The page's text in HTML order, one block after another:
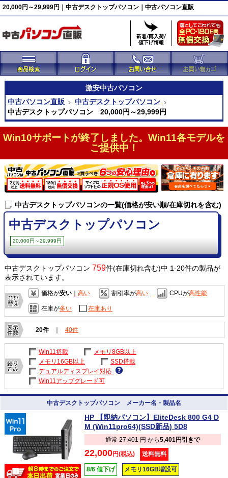
20,000円～29,999円｜中古デスクトップパソコン｜中古パソコン直販
激安中古パソコン
中古パソコン直販
中古デスクトップパソコン
中古デスクトップパソコン 20,000円～29,999円
Win10サポートが終了しました。Win11各モデルを
ご提供中！
中古デスクトップパソコンの一覧(価格が安い順/在庫切れを含む)
中古デスクトップパソコン
20,000円～29,999円
中古デスクトップパソコン 759件(在庫切れ含む)中 1-20件の製品が
表示されています。
価格が安い｜ 高い 割引率が高い CPUが高性能
在庫が多い 在庫あり
20件 ｜ 40件
Win11搭載
メモリ8GB以上
メモリ16GB以上
SSD搭載
デュアルディスプレイ対応
Win11アップグレード可
中古デスクトップパソコン メーカー名・製品名
HP 【即納パソコン】EliteDesk 800 G4 D
M (Win11pro64)(SSD新品) 5D8
通常27,401円 から5,401円引きで
22,000円(税込) 送料無料
8/6 値下げ メモリ16GB増設可